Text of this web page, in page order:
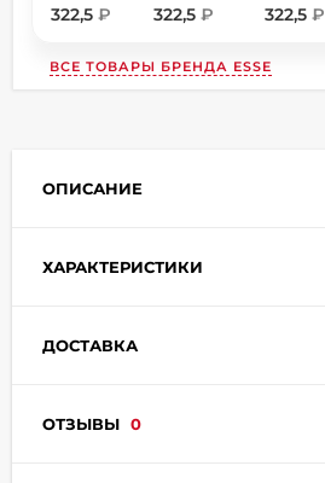
322,5 ₽ 322,5 ₽ 322,5 ₽
ВСЕ ТОВАРЫ БРЕНДА ESSE
ОПИСАНИЕ
ХАРАКТЕРИСТИКИ
ДОСТАВКА
ОТЗЫВЫ 0